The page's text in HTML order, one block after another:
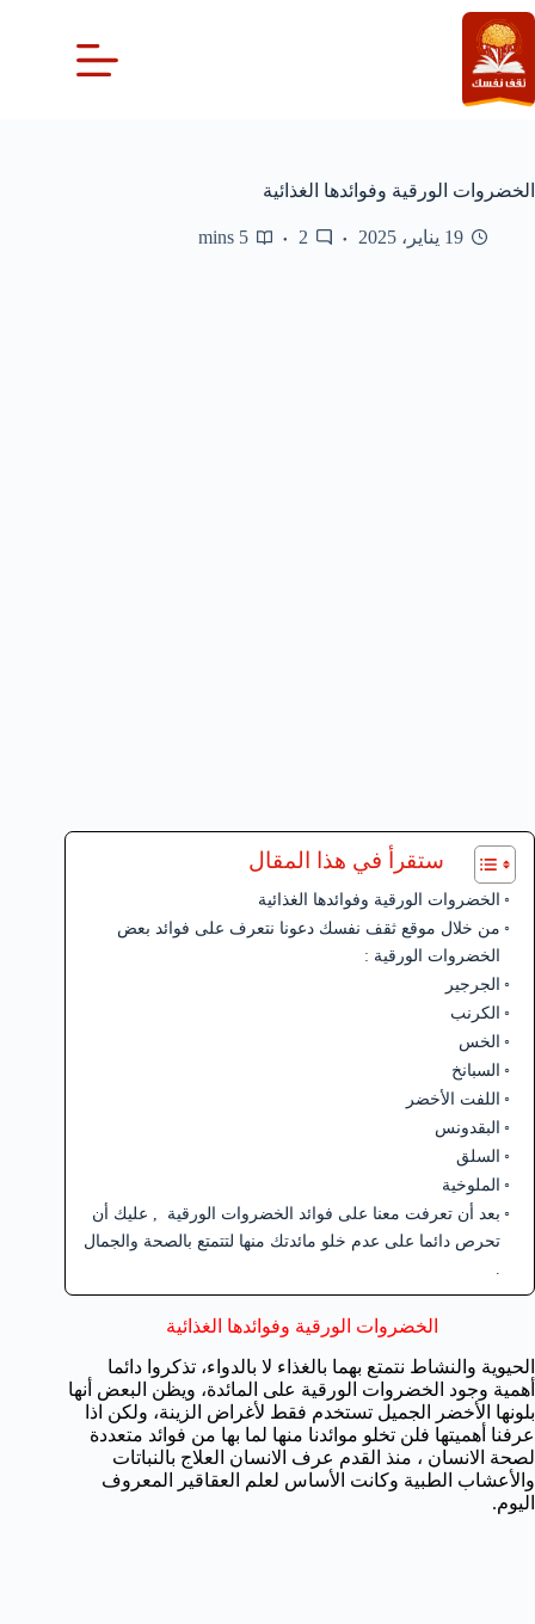
التجاوز
إلى
المحتوى
الخضروات الورقية وفوائدها الغذائية
19 يناير، 2025 2
5 mins
ستقرأ في هذا المقال
الخضروات الورقية وفوائدها الغذائية
من خلال موقع ثقف نفسك دعونا نتعرف على فوائد بعض
الخضروات الورقية :
الجرجير
الكرنب
الخس
السبانخ
اللفت الأخضر
البقدونس
السلق
الملوخية
بعد أن تعرفت معنا على فوائد الخضروات الورقية , عليك أن
تحرص دائما على عدم خلو مائدتك منها لتتمتع بالصحة والجمال
الخضروات الورقية وفوائدها الغذائية
الحيوية والنشاط نتمتع بهما بالغذاء لا بالدواء، تذكروا دائما
أهمية وجود الخضروات الورقية على المائدة، ويظن البعض أنها
بلونها الأخضر الجميل تستخدم فقط لأغراض الزينة، ولكن اذا
عرفنا أهميتها فلن تخلو موائدنا منها لما بها من فوائد متعددة
لصحة الانسان ، منذ القدم عرف الانسان العلاج بالنباتات
والأعشاب الطبية وكانت الأساس لعلم العقاقير المعروف
اليوم.